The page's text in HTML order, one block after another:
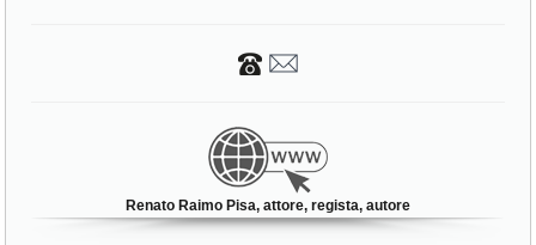
Renato Raimo Pisa, attore, regista, autore